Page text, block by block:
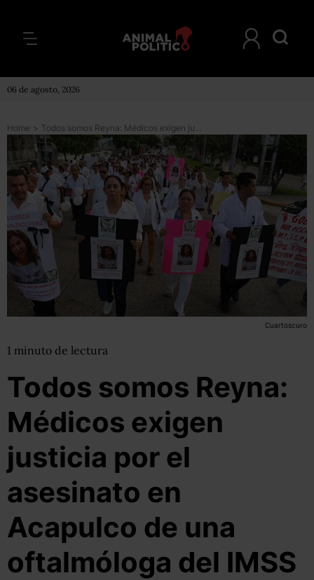
06 de agosto, 2026
Home > Todos somos Reyna: Médicos exigen justicia por el asesinato en Acapulco de una oftalmóloga del IMSS
Cuartoscuro
1 minuto de lectura
Todos somos Reyna:
Médicos exigen
justicia por el
asesinato en
Acapulco de una
oftalmóloga del IMSS